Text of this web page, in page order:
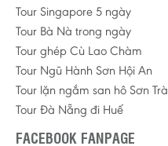
Tour Singapore 5 ngày
Tour Bà Nà trong ngày
Tour ghép Cù Lao Chàm
Tour Ngũ Hành Sơn Hội An
Tour lặn ngắm san hô Sơn Trà
Tour Đà Nẵng đi Huế
FACEBOOK FANPAGE